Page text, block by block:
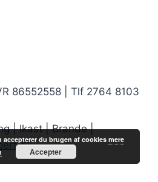
86552558 | Tlf 2764 8103
| Ikast | Brande |
accepterer du brugen af cookies mere
Accepter